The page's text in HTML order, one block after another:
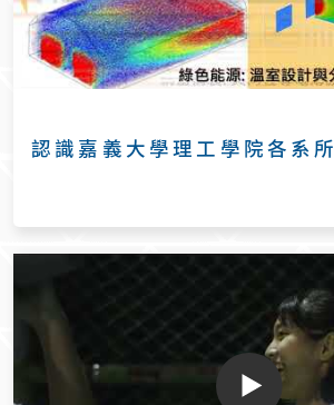
認識嘉義大學理工學院各系所